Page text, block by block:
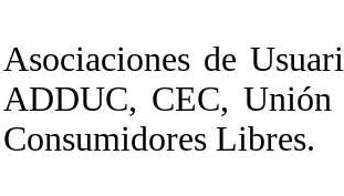
Asociaciones de
ADDUC, CEC, Unión
Consumidores Libres.